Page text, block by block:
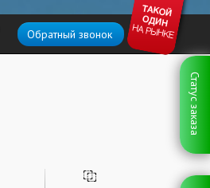
Статус заказа
Обратный звонок